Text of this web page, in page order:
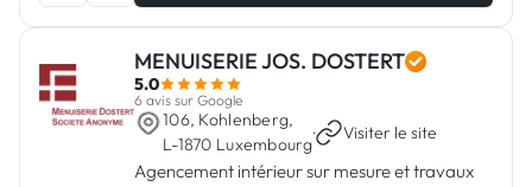
MENUISERIE JOS. DOSTERT
5.0
6 avis sur Google
106, Kohlenberg,
L-1870 Luxembourg
· Visiter le site
Agencement intérieur sur mesure et travaux